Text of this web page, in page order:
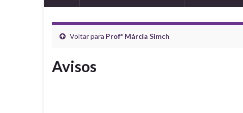
Voltar para Profª Márcia Simch
Avisos